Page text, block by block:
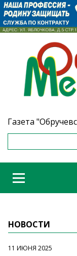
Газета
НОВОСТИ
11 ИЮНЯ 2025